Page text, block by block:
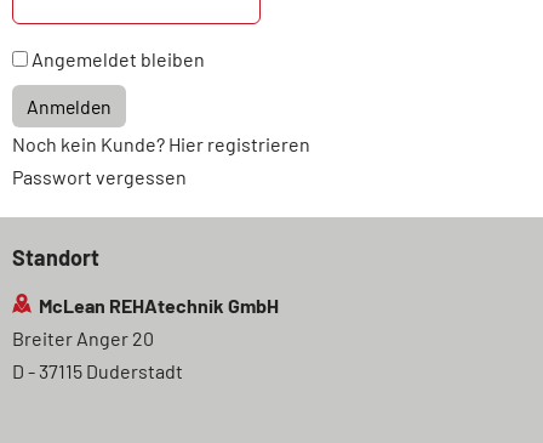
Angemeldet bleiben
Anmelden
Noch kein Kunde? Hier registrieren
Passwort vergessen
Standort
McLean REHAtechnik GmbH
Breiter Anger 20
D - 37115 Duderstadt